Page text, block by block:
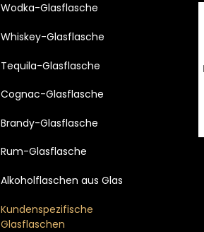
Wodka-Glasflasche
Whiskey-Glasflasche
Tequila-Glasflasche
Cognac-Glasflasche
Brandy-Glasflasche
Rum-Glasflasche
Alkoholflaschen aus Glas
Kundenspezifische
Glasflaschen